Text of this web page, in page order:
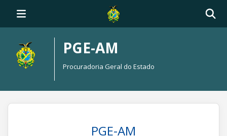
PGE-AM
Procuradoria Geral do Estado
PGE-AM